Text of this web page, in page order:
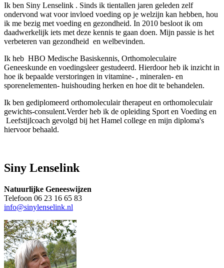
Ik ben Siny Lenselink . Sinds ik tientallen jaren geleden zelf
ondervond wat voor invloed voeding op je welzijn kan hebben, hou
ik me bezig met voeding en gezondheid. In 2010 besloot ik om
daadwerkelijk iets met deze kennis te gaan doen. Mijn passie is het
verbeteren van gezondheid en welbevinden.
Ik heb HBO Medische Basiskennis, Orthomoleculaire
Geneeskunde en voedingsleer gestudeerd. Hierdoor heb ik inzicht in
hoe ik bepaalde verstoringen in vitamine- , mineralen- en
sporenelementen- huishouding herken en hoe dit te behandelen.
Ik ben gediplomeerd orthomoleculair therapeut en orthomoleculair
gewichts-consulent.Verder heb ik de opleiding Sport en Voeding en
Leefstijlcoach gevolgd bij het Hamel college en mijn diploma's
hiervoor behaald.
Siny Lenselink
Natuurlijke Geneeswijzen
Telefoon 06 23 16 65 83
info@sinylenselink.nl